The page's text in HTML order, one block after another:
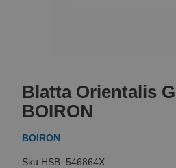
the
beginning
of
the
gallery
Blatta Orientalis
BOIRON
BOIRON
HSB_546864X